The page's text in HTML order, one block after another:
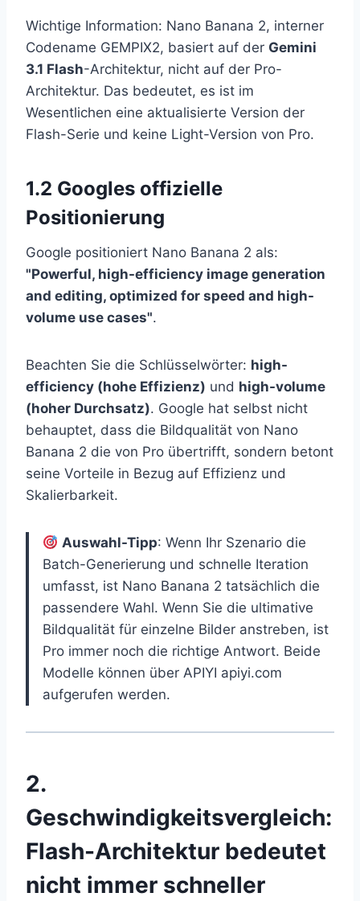
Wichtige Information: Nano Banana 2, interner
Codename GEMPIX2, basiert auf der Gemini
3.1 Flash-Architektur, nicht auf der Pro-
Architektur. Das bedeutet, es ist im
Wesentlichen eine aktualisierte Version der
Flash-Serie und keine Light-Version von Pro.
1.2 Googles offizielle
Positionierung
Google positioniert Nano Banana 2 als:
"Powerful, high-efficiency image generation
and editing, optimized for speed and high-
volume use cases".
Beachten Sie die Schlüsselwörter: high-
efficiency (hohe Effizienz) und high-volume
(hoher Durchsatz). Google hat selbst nicht
behauptet, dass die Bildqualität von Nano
Banana 2 die von Pro übertrifft, sondern betont
seine Vorteile in Bezug auf Effizienz und
Skalierbarkeit.
Auswahl-Tipp: Wenn Ihr Szenario die
Batch-Generierung und schnelle Iteration
umfasst, ist Nano Banana 2 tatsächlich die
passendere Wahl. Wenn Sie die ultimative
Bildqualität für einzelne Bilder anstreben, ist
Pro immer noch die richtige Antwort. Beide
Modelle können über APIYI apiyi.com
aufgerufen werden.
2.
Geschwindigkeitsvergleich:
Flash-Architektur bedeutet
nicht immer schneller